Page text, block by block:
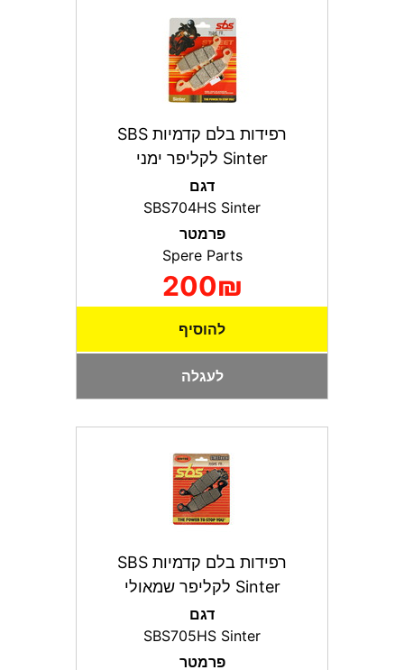
רפידות בלם קדמיות SBS
Sinter לקליפר ימני
דגם
SBS704HS Sinter
פרמטר
Spere Parts
200₪
להוסיף
לעגלה
רפידות בלם קדמיות SBS
Sinter לקליפר שמאולי
דגם
SBS705HS Sinter
פרמטר